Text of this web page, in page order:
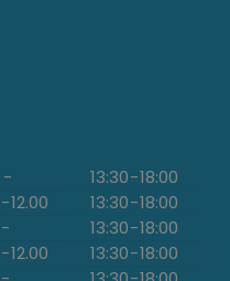
- 13:30-18:00
-12.00 13:30-18:00
- 13:30-18:00
-12.00 13:30-18:00